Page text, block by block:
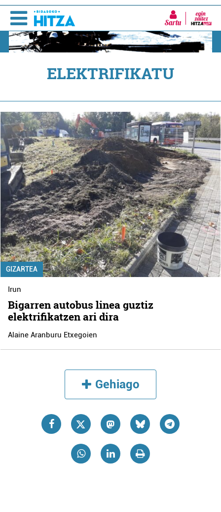
Sartu
ELEKTRIFIKATU
GIZARTEA
Irun
Bigarren autobus linea guztiz
elektrifikatzen ari dira
Alaine Aranburu Etxegoien
Gehiago